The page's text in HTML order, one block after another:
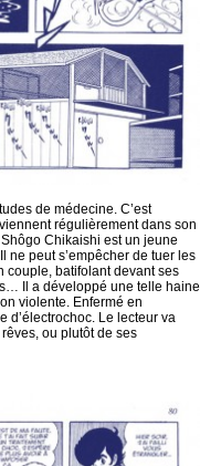
de médecine. C’est
régulièrement dans son
Chikaishi est un jeune
ne peut s’empêcher de tuer les
couple, batifolant devant ses
Il a développé une telle haine
violente. Enfermé en
d’électrochoc. Le lecteur va
ou plutôt de ses